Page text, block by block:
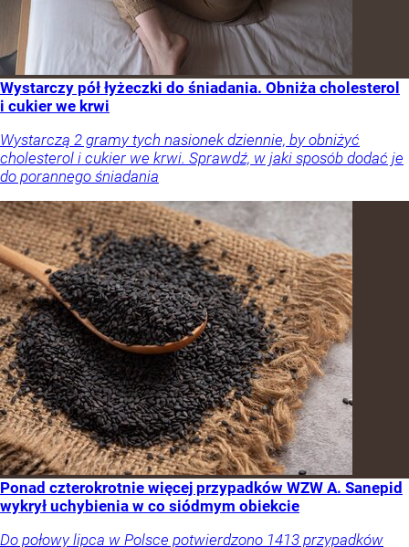
Wystarczy pół łyżeczki do śniadania. Obniża cholesterol
i cukier we krwi
Wystarczą 2 gramy tych nasionek dziennie, by obniżyć
cholesterol i cukier we krwi. Sprawdź, w jaki sposób dodać je
do porannego śniadania
Ponad czterokrotnie więcej przypadków WZW A. Sanepid
wykrył uchybienia w co siódmym obiekcie
Do połowy lipca w Polsce potwierdzono 1413 przypadków